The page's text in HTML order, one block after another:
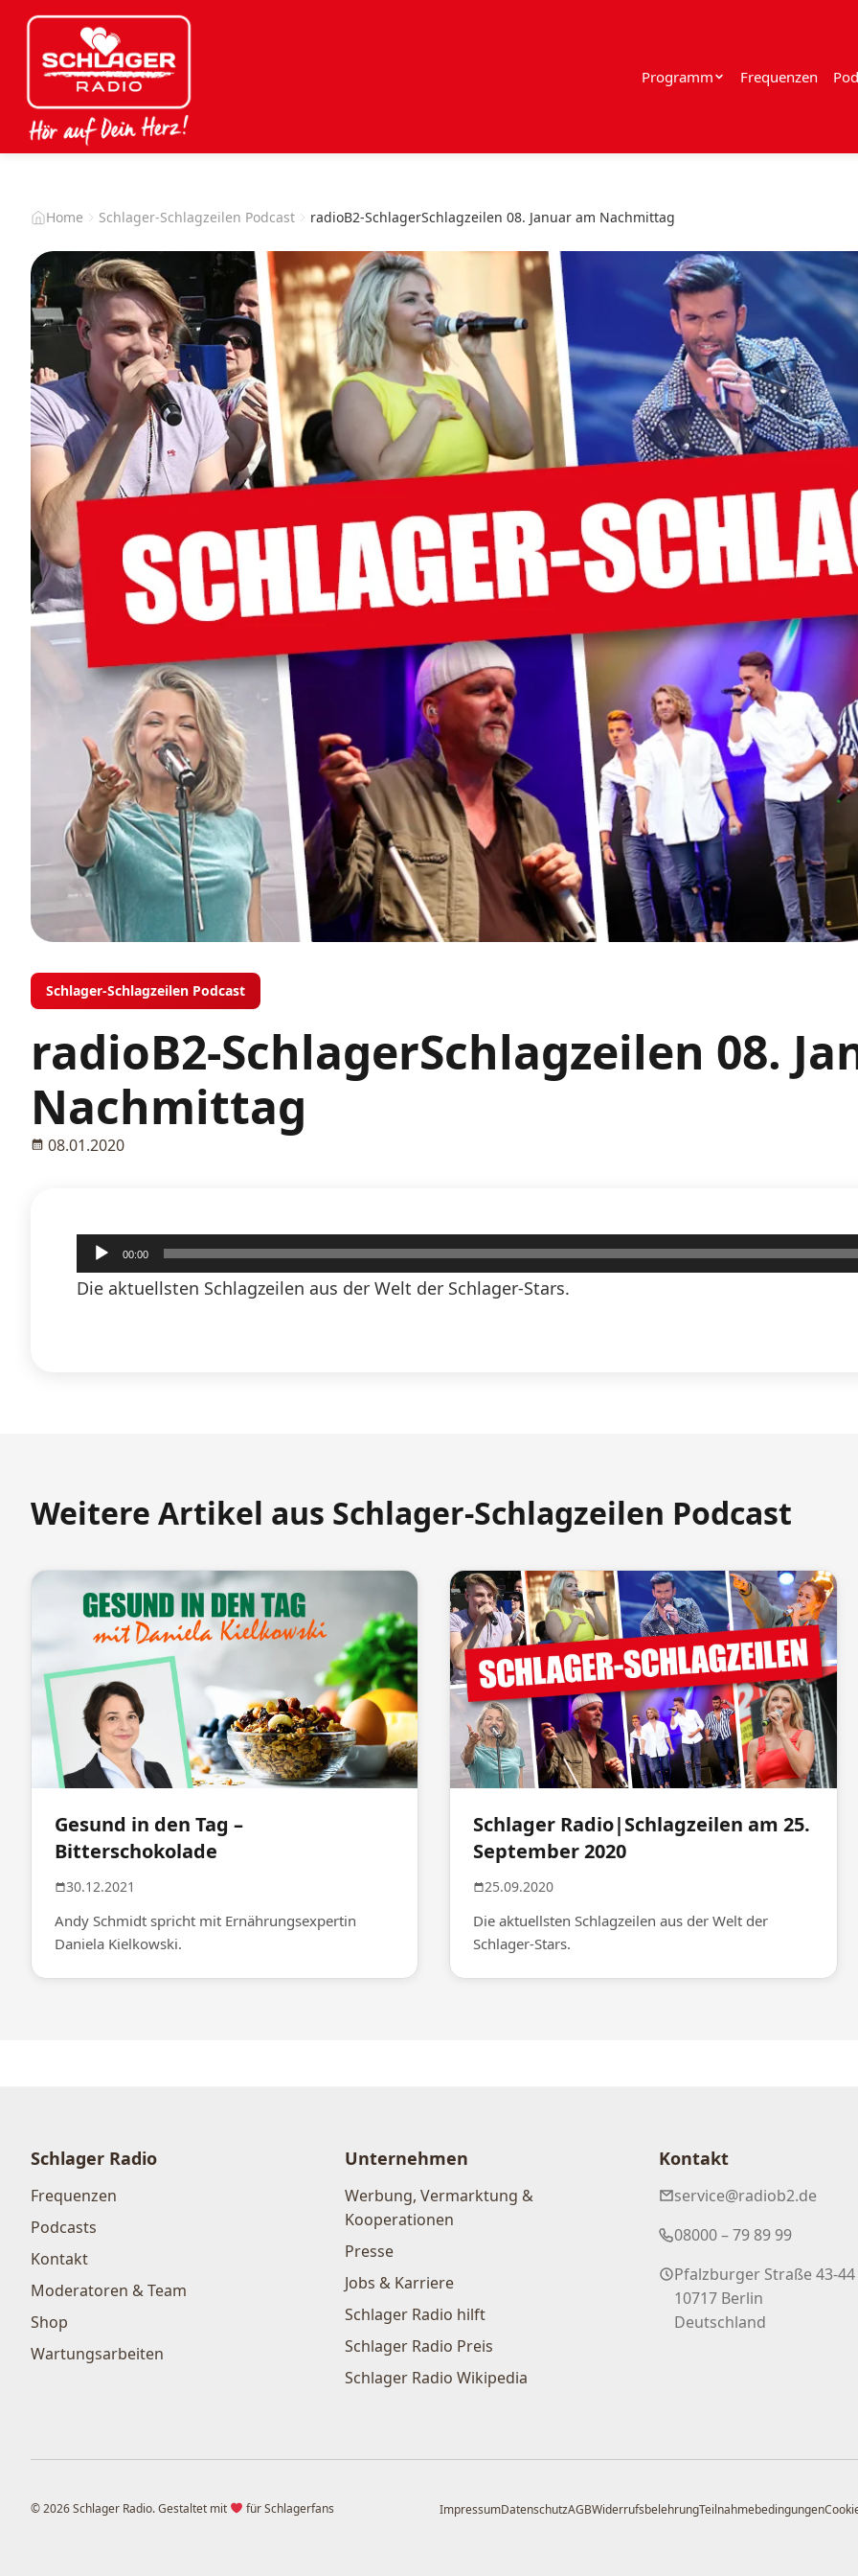
Programm Frequenzen
Home Schlager-Schlagzeilen Podcast radioB2-SchlagerSchlagzeilen 08. Januar am Nachmittag
Schlager-Schlagzeilen Podcast
radioB2-SchlagerSchlagzeilen 08.
Nachmittag
08.01.2020
Audio-
Player
00:00
Die aktuellsten Schlagzeilen aus der Welt der Schlager-Stars.
Weitere Artikel aus Schlager-Schlagzeilen Podcast
Gesund in den Tag –
Bitterschokolade
30.12.2021
Andy Schmidt spricht mit Ernährungsexpertin
Daniela Kielkowski.
Schlager Radio|Schlagzeilen am 25.
September 2020
25.09.2020
Die aktuellsten Schlagzeilen aus der Welt der
Schlager-Stars.
Schlager Radio
Frequenzen
Podcasts
Kontakt
Moderatoren & Team
Shop
Wartungsarbeiten
Unternehmen
Werbung, Vermarktung &
Kooperationen
Presse
Jobs & Karriere
Schlager Radio hilft
Schlager Radio Preis
Schlager Radio Wikipedia
Kontakt
service@radiob2.de
08000 – 79 89 99
Pfalzburger Straße 43-44
10717 Berlin
Deutschland
© 2026 Schlager Radio. Gestaltet mit für Schlagerfans ImpressumDatenschutzAGBWiderrufsbelehrungTeilnahmebedingungen